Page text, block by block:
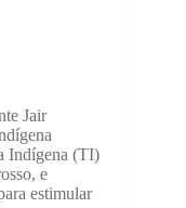
Jair
Indígena (TI)
e
estimular